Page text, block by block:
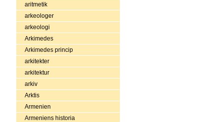
aritmetik
arkeologer
arkeologi
Arkimedes
Arkimedes princip
arkitekter
arkitektur
arkiv
Arktis
Armenien
Armeniens historia